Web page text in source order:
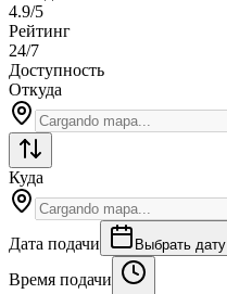
4.9/5
Рейтинг
24/7
Доступность
Откуда
Куда
Дата подачи Выбрать дату
Время подачи